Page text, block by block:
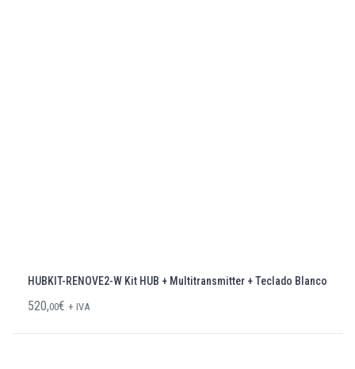
HUBKIT-RENOVE2-W Kit HUB + Multitransmitter + Teclado Blanco
520,00€ + IVA